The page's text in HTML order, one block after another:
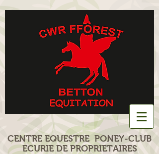
CENTRE EQUESTRE PONEY-CLUB
ECURIE DE PROPRIETAIRES